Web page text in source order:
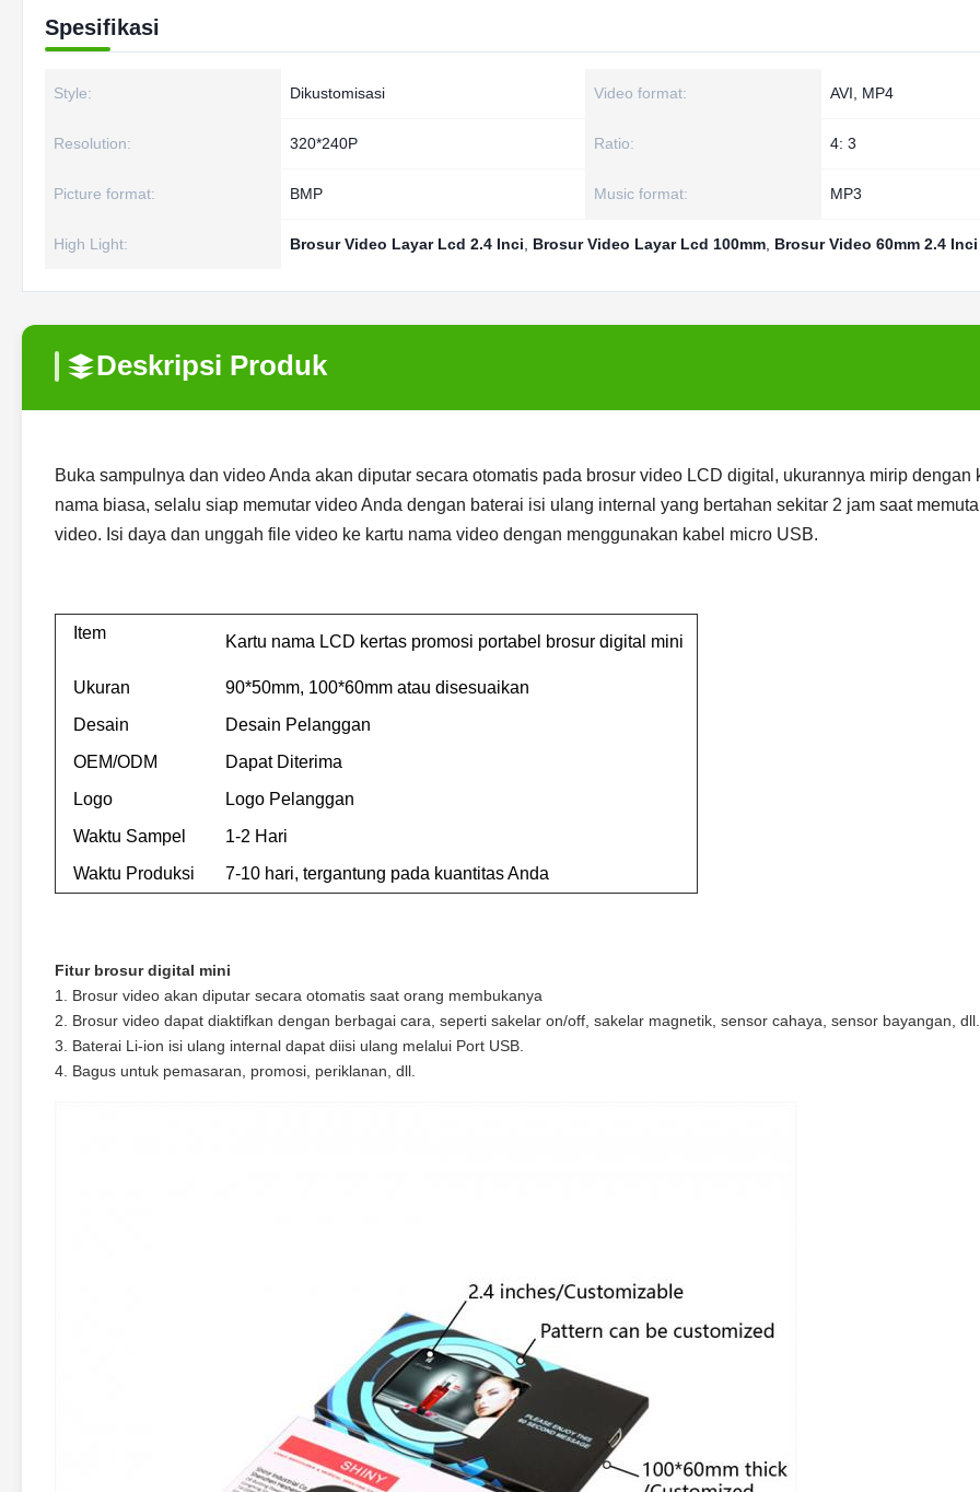
Spesifikasi
Style: Dikustomisasi Video format: AVI, MP4
Resolution: 320*240P Ratio: 4: 3
Picture format: BMP Music format: MP3
High Light: Brosur Video Layar Lcd 2.4 Inci Brosur Video Layar Lcd 100mm Brosur Video 60mm 2.4 Inci
Deskripsi Produk
Buka sampulnya dan video Anda akan diputar secara otomatis pada brosur video LCD digital, ukurannya mirip dengan
nama biasa, selalu siap memutar video Anda dengan baterai isi ulang internal yang bertahan sekitar 2 jam saat
video. Isi daya dan unggah file video ke kartu nama video dengan menggunakan kabel micro USB.
Item Kartu nama LCD kertas promosi portabel brosur digital mini
Ukuran
90*50mm, 100*60mm atau disesuaikan
Desain
Desain Pelanggan
OEM/ODM
Dapat Diterima
Logo
Logo Pelanggan
Waktu Sampel
1-2 Hari
Waktu Produksi
7-10 hari, tergantung pada kuantitas Anda
Fitur brosur digital mini
1. Brosur video akan diputar secara otomatis saat orang membukanya
2. Brosur video dapat diaktifkan dengan berbagai cara, seperti sakelar on/off, sakelar magnetik, sensor cahaya, sensor bayangan, dll.
3. Baterai Li-ion isi ulang internal dapat diisi ulang melalui Port USB.
4. Bagus untuk pemasaran, promosi, periklanan, dll.